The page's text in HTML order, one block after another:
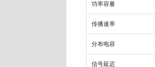
功率容量
传播速率
分布电容
信号延迟